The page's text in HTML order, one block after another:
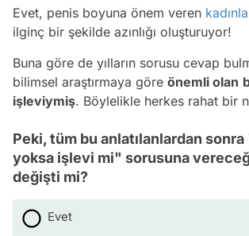
Evet, penis boyuna önem veren
ilginç bir şekilde azınlığı oluşturuyor!
Buna göre de yılların sorusu cevap
bilimsel araştırmaya göre önemli olan
işleviymiş. Böylelikle herkes rahat bir
Peki, tüm bu anlatılanlardan
yoksa işlevi mi" sorusuna
değişti mi?
Evet